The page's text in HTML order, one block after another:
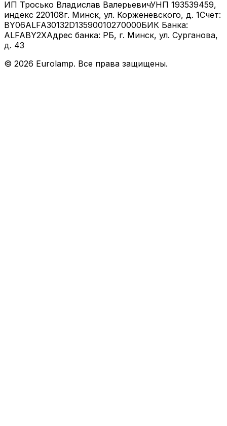
ИП Тросько Владислав ВалерьевичУНП 193539459,
индекс 220108г. Минск, ул. Корженевского, д. 1Счет:
BY06ALFA30132D13590010270000БИК Банка:
ALFABY2XАдрес банка: РБ, г. Минск, ул. Сурганова,
д. 43
© 2026 Eurolamp. Все права защищены.